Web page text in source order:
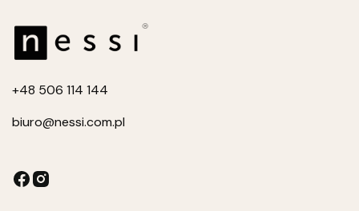
+48 506 114 144
biuro@nessi.com.pl